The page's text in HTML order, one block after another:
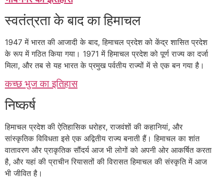
स्वतंत्रता के बाद का हिमाचल
1947 में भारत की आजादी के बाद, हिमाचल प्रदेश को केंद्र शासित प्रदेश
के रूप में गठित किया गया। 1971 में हिमाचल प्रदेश को पूर्ण राज्य का दर्जा
मिला, और तब से यह भारत के प्रमुख पर्वतीय राज्यों में से एक बन गया है।
कच्छ भुज का इतिहास
निष्कर्ष
हिमाचल प्रदेश की ऐतिहासिक धरोहर, राजवंशों की कहानियां, और
सांस्कृतिक विविधता इसे एक अद्वितीय राज्य बनाती हैं। हिमाचल का शांत
वातावरण और प्राकृतिक सौंदर्य आज भी लोगों को अपनी ओर आकर्षित करता
है, और यहां की प्राचीन रियासतों की विरासत हिमाचल की संस्कृति में आज
भी जीवित है।